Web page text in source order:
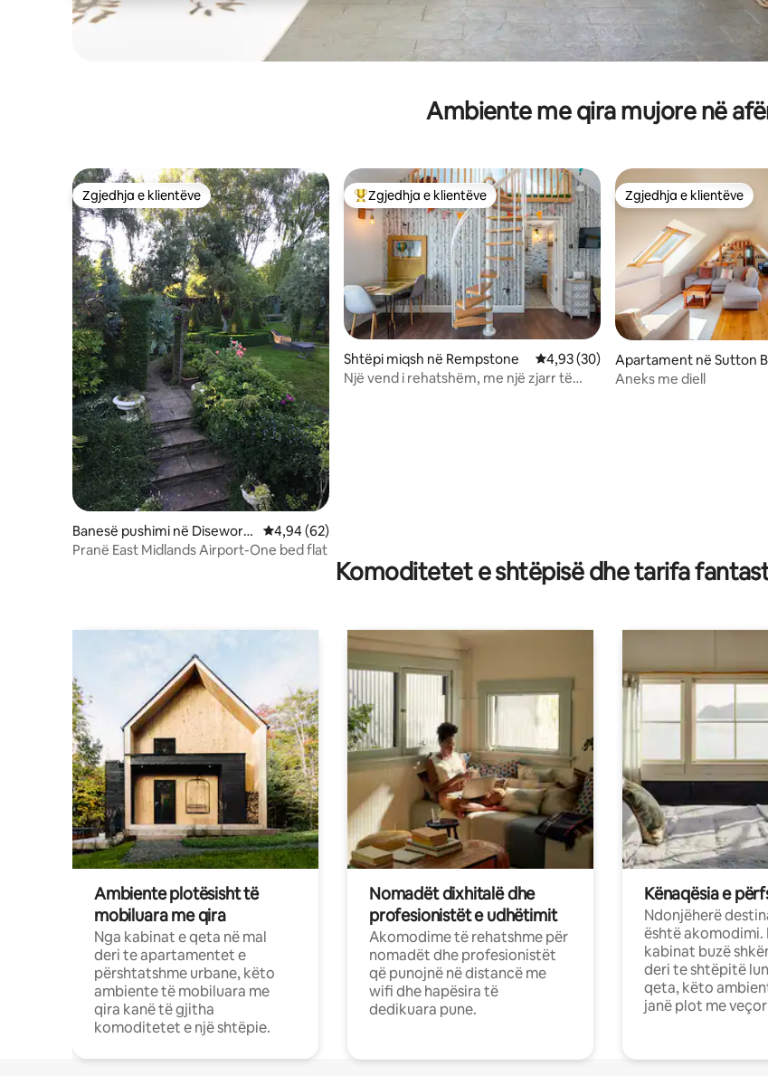
Ambiente me qira mujore në
Zgjedhja e klientëve
Zgjedhja e klientëve
Banesë pushimi në Disewort
h
Vlerësimi mesatar 4,94 nga 5, 62 vlerësime
4,94 (62)
Pranë East Midlands Airport-One bed flat
Më të mirat e zgjedhjeve të klientëve
Zgjedhja e klientëve
Shtëpi miqsh në Rempstone Vlerësimi mesatar 4,93 nga 5, 30
4,93 (30)
Një vend i rehatshëm, me një zjarr të
Zgjedhja e klientëve
Zgjedhja e klientëve
Apartament në Sutton
gton
Aneks me diell
Komoditetet e shtëpisë dhe tarifa
Ambiente plotësisht të
mobiluara me qira
Nga kabinat e qeta në mal
deri te apartamentet e
përshtatshme urbane, këto
ambiente të mobiluara me
qira kanë të gjitha
komoditetet e një shtëpie.
Nomadët dixhitalë dhe
profesionistët e udhëtimit
Akomodime të rehatshme për
nomadët dhe profesionistët
që punojnë në distancë me
wifi dhe hapësira të
dedikuara pune.
Kënaqësia e
Ndonjëherë
është akomodimi.
kabinat buzë
deri te shtëpitë
qeta, këto
janë plot me